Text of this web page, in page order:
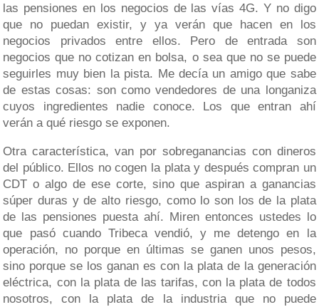
las pensiones en los negocios de las vías 4G. Y no digo
que no puedan existir, y ya verán que hacen en los
negocios privados entre ellos. Pero de entrada son
negocios que no cotizan en bolsa, o sea que no se puede
seguirles muy bien la pista. Me decía un amigo que sabe
de estas cosas: son como vendedores de una longaniza
cuyos ingredientes nadie conoce. Los que entran ahí
verán a qué riesgo se exponen.
Otra característica, van por sobreganancias con dineros
del público. Ellos no cogen la plata y después compran un
CDT o algo de ese corte, sino que aspiran a ganancias
súper duras y de alto riesgo, como lo son los de la plata
de las pensiones puesta ahí. Miren entonces ustedes lo
que pasó cuando Tribeca vendió, y me detengo en la
operación, no porque en últimas se ganen unos pesos,
sino porque se los ganan es con la plata de la generación
eléctrica, con la plata de las tarifas, con la plata de todos
nosotros, con la plata de la industria que no puede